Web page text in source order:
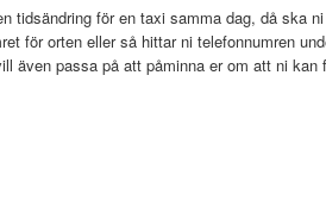
för en taxi samma dag, då ska
för orten eller så hittar ni telefonnumren
även passa på att påminna er om att ni